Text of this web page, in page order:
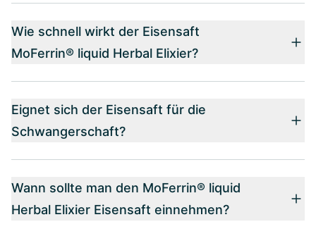
Wie schnell wirkt der Eisensaft
MoFerrin® liquid Herbal Elixier?
Eignet sich der Eisensaft für die
Schwangerschaft?
Wann sollte man den MoFerrin® liquid
Herbal Elixier Eisensaft einnehmen?